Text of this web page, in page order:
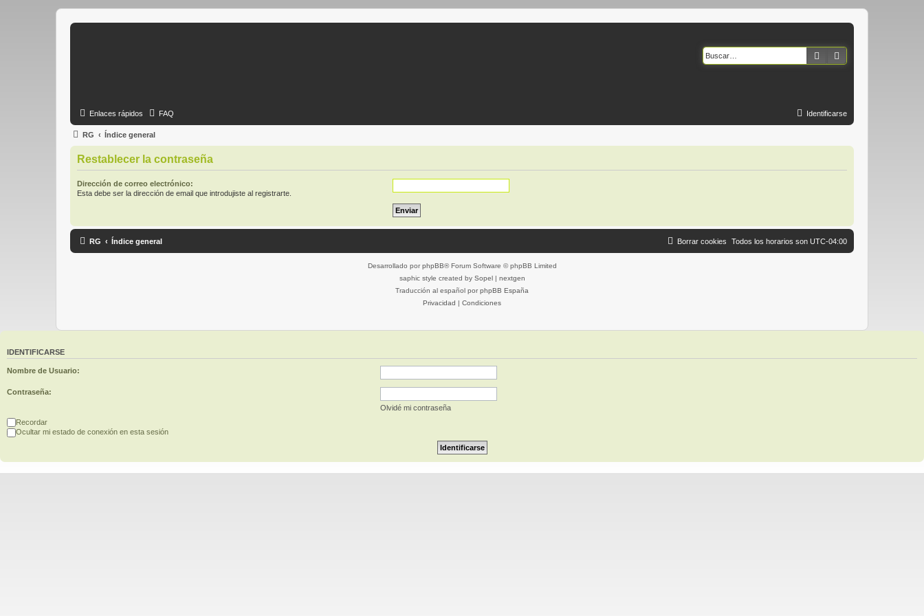
Buscar
Enlaces rápidos FAQ Identificarse
RG Índice general
Restablecer la contraseña
Dirección de correo electrónico:
Esta debe ser la dirección de email que introdujiste al registrarte.
RG Índice general Todos los horarios son UTC-04:00
Borrar cookies
Desarrollado por phpBB® Forum Software © phpBB Limited
saphic style created by Sopel| nextgen
Traducción al español por phpBB España
Privacidad | Condiciones
IDENTIFICARSE
Nombre de Usuario:
Contraseña:
Olvidé mi contraseña
Recordar
Ocultar mi estado de conexión en esta sesión